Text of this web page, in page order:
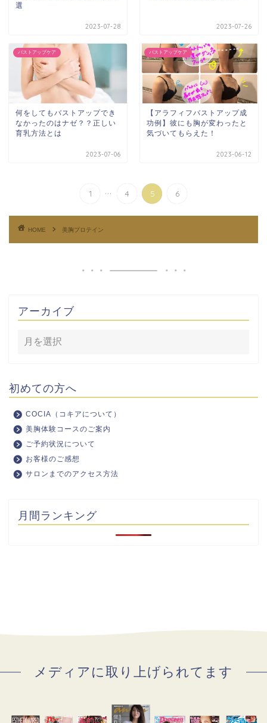
選
2023-07-28 2023-07-26
バストアップケア
何をしてもバストアップでき
なかったのはナゼ？？正しい
育乳方法とは
2023-07-06
バストアップケア
【アラフィフバストアップ成
功例】彼にも胸が変わったと
気づいてもらえた！
2023-06-12
1 ... 4 5 6
HOME 美胸プロテイン
アーカイブ
初めての方へ
COCIA（コキアについて）
美胸体験コースのご案内
ご予約状況について
お客様のご感想
サロンまでのアクセス方法
月間ランキング
メディアに取り上げられてます